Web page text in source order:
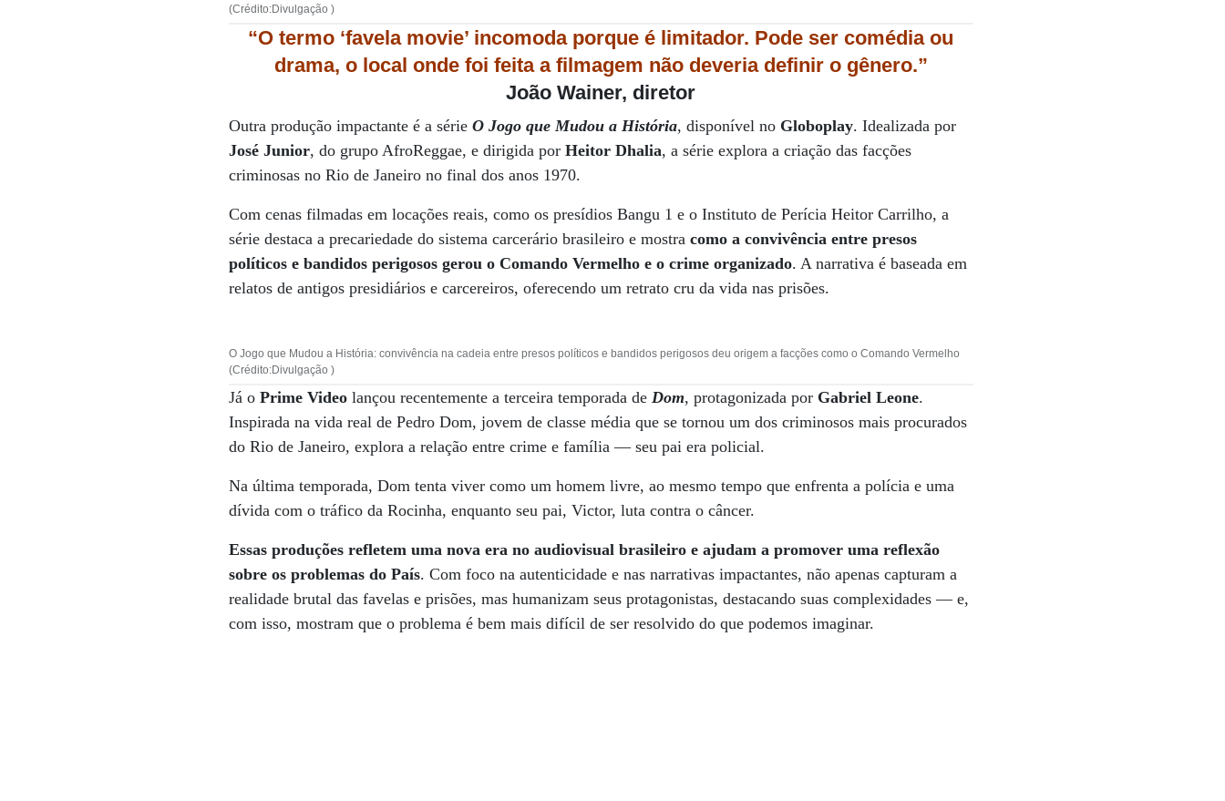
(Crédito:Divulgação )
“O termo ‘favela movie’ incomoda porque é limitador. Pode ser comédia ou
drama, o local onde foi feita a filmagem não deveria definir o gênero.”
João Wainer, diretor
Outra produção impactante é a sérieO Jogo que Mudou a História, disponível no Globoplay. Idealizada por
José Junior, do grupo AfroReggae, e dirigida porHeitor Dhalia, a série explora a criação das facções
criminosas no Rio de Janeiro no final dos anos 1970.
Com cenas filmadas em locações reais, como os presídios Bangu 1 e o Instituto de Perícia Heitor Carrilho, a
série destaca a precariedade do sistema carcerário brasileiro e mostracomo a convivência entre presos
políticos e bandidos perigosos gerou o Comando Vermelho e o crime organizado. A narrativa é baseada em
relatos de antigos presidiários e carcereiros, oferecendo um retrato cru da vida nas prisões.
O Jogo que Mudou a História: convivência na cadeia entre presos políticos e bandidos perigosos deu origem a facções como o Comando Vermelho
(Crédito:Divulgação )
Já oPrime Video lançou recentemente a terceira temporada deDom, protagonizada por Gabriel Leone.
Inspirada na vida real de Pedro Dom, jovem de classe média que se tornou um dos criminosos mais procurados
do Rio de Janeiro, explora a relação entre crime e família — seu pai era policial.
Na última temporada, Dom tenta viver como um homem livre, ao mesmo tempo que enfrenta a polícia e uma
dívida com o tráfico da Rocinha, enquanto seu pai, Victor, luta contra o câncer.
Essas produções refletem uma nova era no audiovisual brasileiro e ajudam a promover uma reflexão
sobre os problemas do País. Com foco na autenticidade e nas narrativas impactantes, não apenas capturam a
realidade brutal das favelas e prisões, mas humanizam seus protagonistas, destacando suas complexidades — e,
com isso, mostram que o problema é bem mais difícil de ser resolvido do que podemos imaginar.